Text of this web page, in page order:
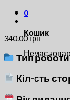
0
Кошик
Немає
340.00грн
Тип
Кіл-сть